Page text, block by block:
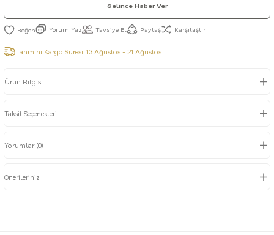
Gelince Haber Ver
Yorum Yaz Tavsiye Et Paylaş Karşılaştır
Tahmini Kargo Süresi :13 Ağustos - 21 Ağustos
Ürün Bilgisi
Taksit Seçenekleri
Yorumlar (0)
Önerileriniz